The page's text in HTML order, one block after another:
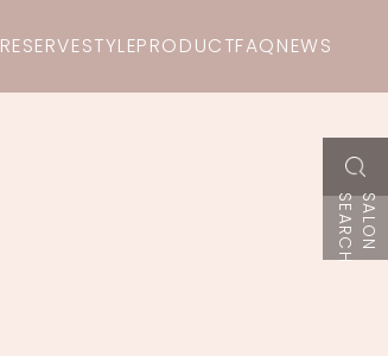
RESERVESTYLEPRODUCTFAQNEWS
S
A
L
O
N
S
E
A
R
C
H